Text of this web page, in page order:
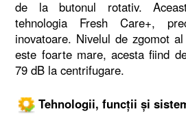
de la butonul rotativ.
tehnologia Fresh Care+,
inovatoare. Nivelul de zgomot
este foarte mare, acesta fiind
79 dB la centrifugare.
Tehnologii, funcții și